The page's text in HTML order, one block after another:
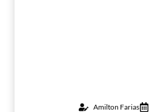
Amilton Farias